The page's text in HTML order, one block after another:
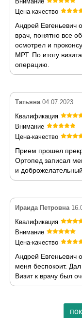
Цена-качество
Андрей Евгеньевич
врач, понятно все
осмотрел и
МРТ. По итогу
операцию.
Татьяна 04.07.2023
Квалификация
Внимание
Цена-качество
Прием прошел
Ортопед записал
и
Ираида Петровна
Квалификация
Внимание
Цена-качество
Андрей Евгеньевич
меня беспокоит.
Визит к врачу был